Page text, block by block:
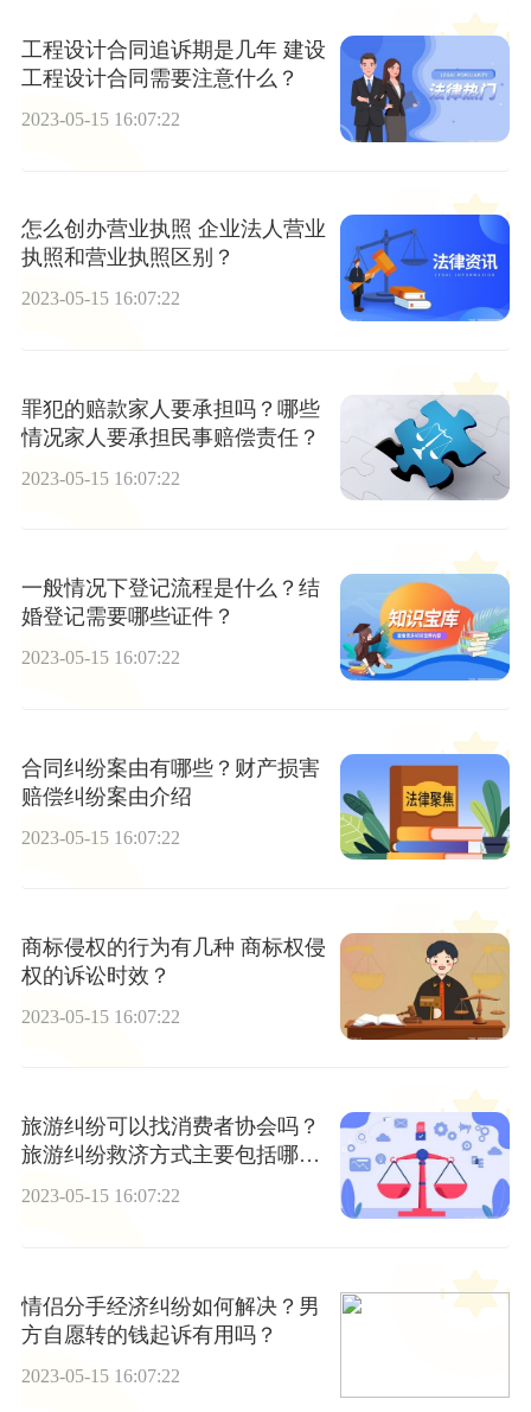
工程设计合同追诉期是几年 建设
工程设计合同需要注意什么？
2023-05-15 16:07:22
怎么创办营业执照 企业法人营业
执照和营业执照区别？
2023-05-15 16:07:22
罪犯的赔款家人要承担吗？哪些
情况家人要承担民事赔偿责任？
2023-05-15 16:07:22
一般情况下登记流程是什么？结
婚登记需要哪些证件？
2023-05-15 16:07:22
合同纠纷案由有哪些？财产损害
赔偿纠纷案由介绍
2023-05-15 16:07:22
商标侵权的行为有几种 商标权侵
权的诉讼时效？
2023-05-15 16:07:22
旅游纠纷可以找消费者协会吗？
旅游纠纷救济方式主要包括哪
些？
2023-05-15 16:07:22
情侣分手经济纠纷如何解决？男
方自愿转的钱起诉有用吗？
2023-05-15 16:07:22